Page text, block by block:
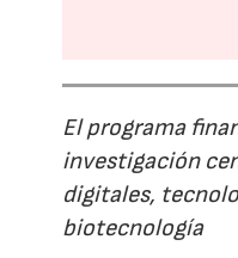
El programa
investigación
digitales,
biotecnología